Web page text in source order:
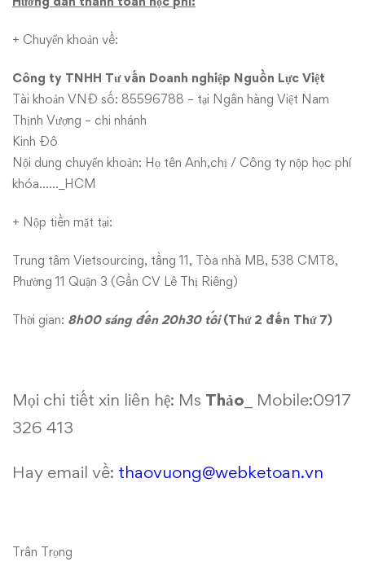
+ Chuyển khoản về:
Công ty TNHH Tư vấn Doanh nghiệp Nguồn Lực Việt
Tài khoản VNĐ số: 85596788 – tại Ngân hàng Việt Nam
Thịnh Vượng – chi nhánh
Kinh Đô
Nội dung chuyển khoản: Họ tên Anh,chị / Công ty nộp học phí
khóa……_HCM
+ Nộp tiền mặt tại:
Trung tâm Vietsourcing, tầng 11, Tòa nhà MB, 538 CMT8,
Phường 11 Quận 3 (Gần CV Lê Thị Riêng)
Thời gian: 8h00 sáng đến 20h30 tối(Thứ 2 đến Thứ 7)
Mọi chi tiết xin liên hệ: Ms Thảo _ Mobile:0917
326 413
Hay email về: thaovuong@webketoan.vn
Trân Trọng